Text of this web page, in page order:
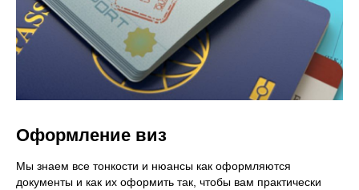
Оформление виз
Мы знаем все тонкости и нюансы как оформляются
документы и как их оформить так, чтобы вам практически